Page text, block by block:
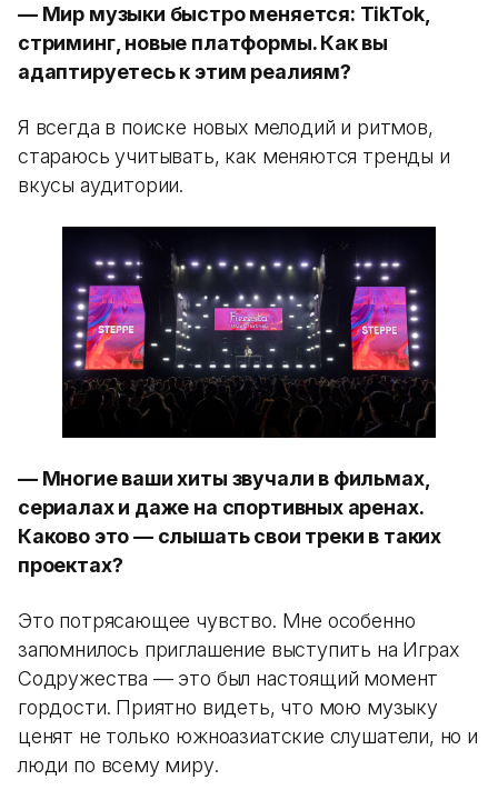
— Мир музыки быстро меняется: TikTok,
стриминг, новые платформы. Как вы
адаптируетесь к этим реалиям?
Я всегда в поиске новых мелодий и ритмов,
стараюсь учитывать, как меняются тренды и
вкусы аудитории.
— Многие ваши хиты звучали в фильмах,
сериалах и даже на спортивных аренах.
Каково это — слышать свои треки в таких
проектах?
Это потрясающее чувство. Мне особенно
запомнилось приглашение выступить на Играх
Содружества — это был настоящий момент
гордости. Приятно видеть, что мою музыку
ценят не только южноазиатские слушатели, но и
люди по всему миру.